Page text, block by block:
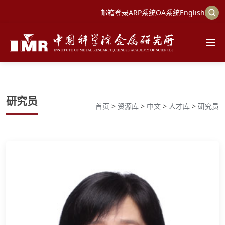
邮箱登录ARP系统OA系统English
研究员 首页 > 资源库 > 中文 > 人才库 > 研究员